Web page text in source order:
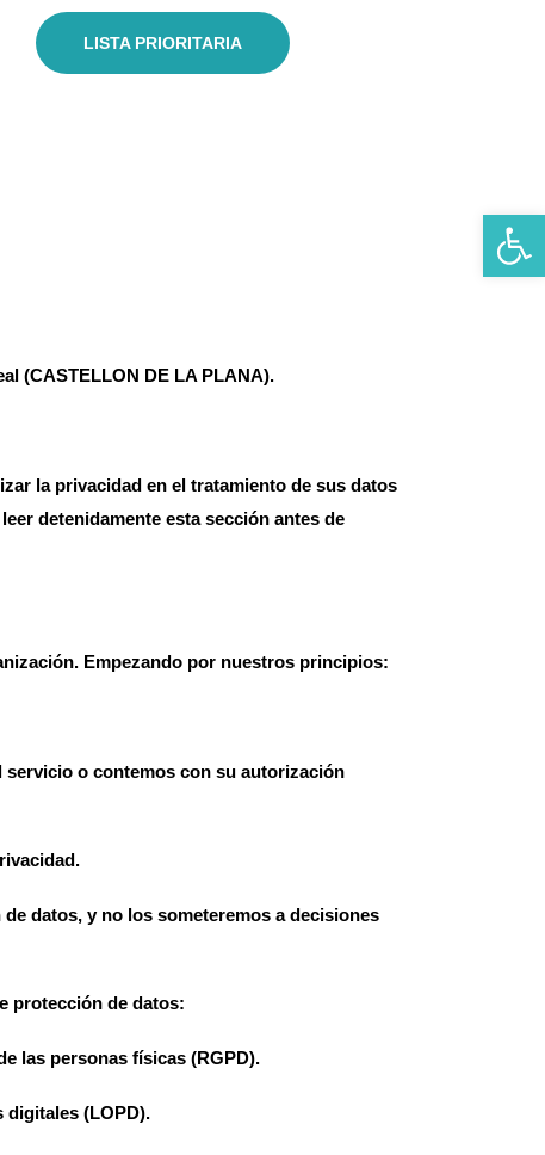
LISTA PRIORITARIA
(CASTELLON DE LA PLANA).
la privacidad en el tratamiento de sus datos
detenidamente esta sección antes de
Empezando por nuestros principios:
servicio o contemos con su autorización
datos, y no los someteremos a decisiones
protección de datos:
las personas físicas (RGPD).
digitales (LOPD).
Abrir